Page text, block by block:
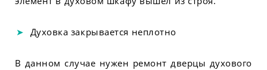
Духовка закрывается неплотно
В данном случае нужен ремонт дверцы духового